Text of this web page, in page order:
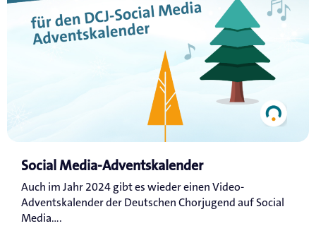
Social Media-Adventskalender
Auch im Jahr 2024 gibt es wieder einen Video-
Adventskalender der Deutschen Chorjugend auf Social
Media....